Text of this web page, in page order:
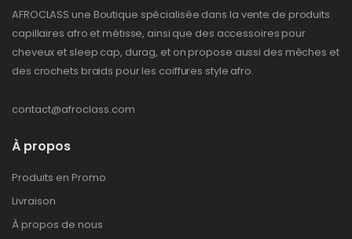
AFROCLASS une Boutique spécialisée dans la vente de produits
capillaires afro et métisse, ainsi que des accessoires pour
cheveux et sleep cap, durag, et on propose aussi des mèches et
des crochets braids pour les coiffures style afro.
contact@afroclass.com
À propos
Produits en Promo
Livraison
À propos de nous